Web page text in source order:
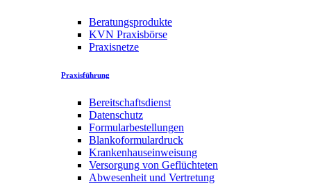
Beratungsprodukte
KVN Praxisbörse
Praxisnetze
Praxisführung
Bereitschaftsdienst
Datenschutz
Formularbestellungen
Blankoformulardruck
Krankenhauseinweisung
Versorgung von Geflüchteten
Abwesenheit und Vertretung